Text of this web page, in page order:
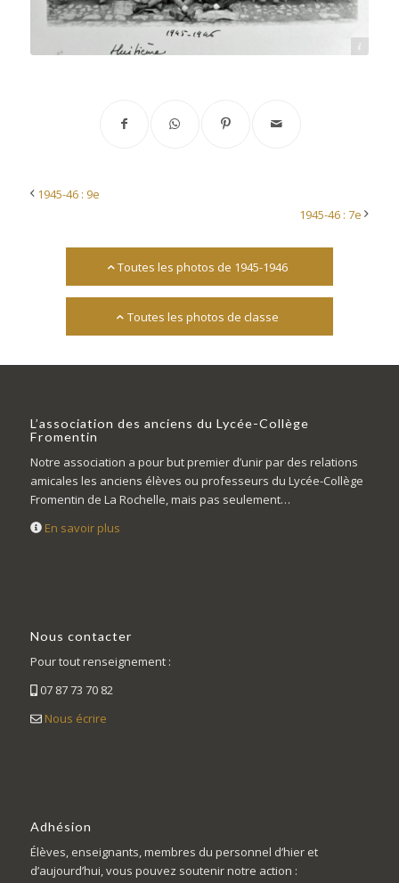
1945-46 : 9e
1945-46 : 7e
Toutes les photos de 1945-1946
Toutes les photos de classe
L’association des anciens du Lycée-Collège
Fromentin
Notre association a pour but premier d’unir par des relations
amicales les anciens élèves ou professeurs du Lycée-Collège
Fromentin de La Rochelle, mais pas seulement…
En savoir plus
Nous contacter
Pour tout renseignement :
07 87 73 70 82
Nous écrire
Adhésion
Élèves, enseignants, membres du personnel d’hier et
d’aujourd’hui, vous pouvez soutenir notre action :